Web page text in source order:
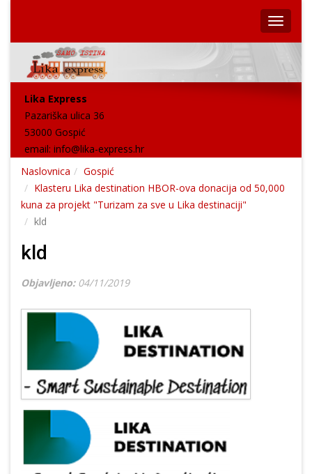
Lika Express
Pazariška ulica 36
53000 Gospić
email: info@lika-express.hr
Naslovnica
Gospić
Klasteru Lika destination HBOR-ova donacija od 50,000
kuna za projekt "Turizam za sve u Lika destinaciji"
kld
kld
Objavljeno: 04/11/2019